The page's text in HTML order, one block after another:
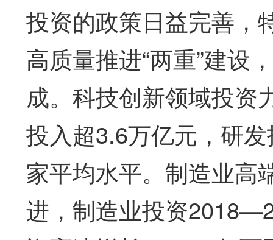
投资的政策日益完善，
高质量推进“两重”建设
成。科技创新领域投资
投入超3.6万亿元，研
家平均水平。制造业高
进，制造业投资